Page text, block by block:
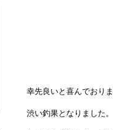
幸先良いと喜んでおり
渋い釣果となりました。